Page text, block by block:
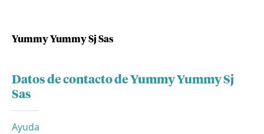
Yummy Yummy Sj Sas
Datos de contacto de Yummy Yummy Sj
Sas
Ayuda